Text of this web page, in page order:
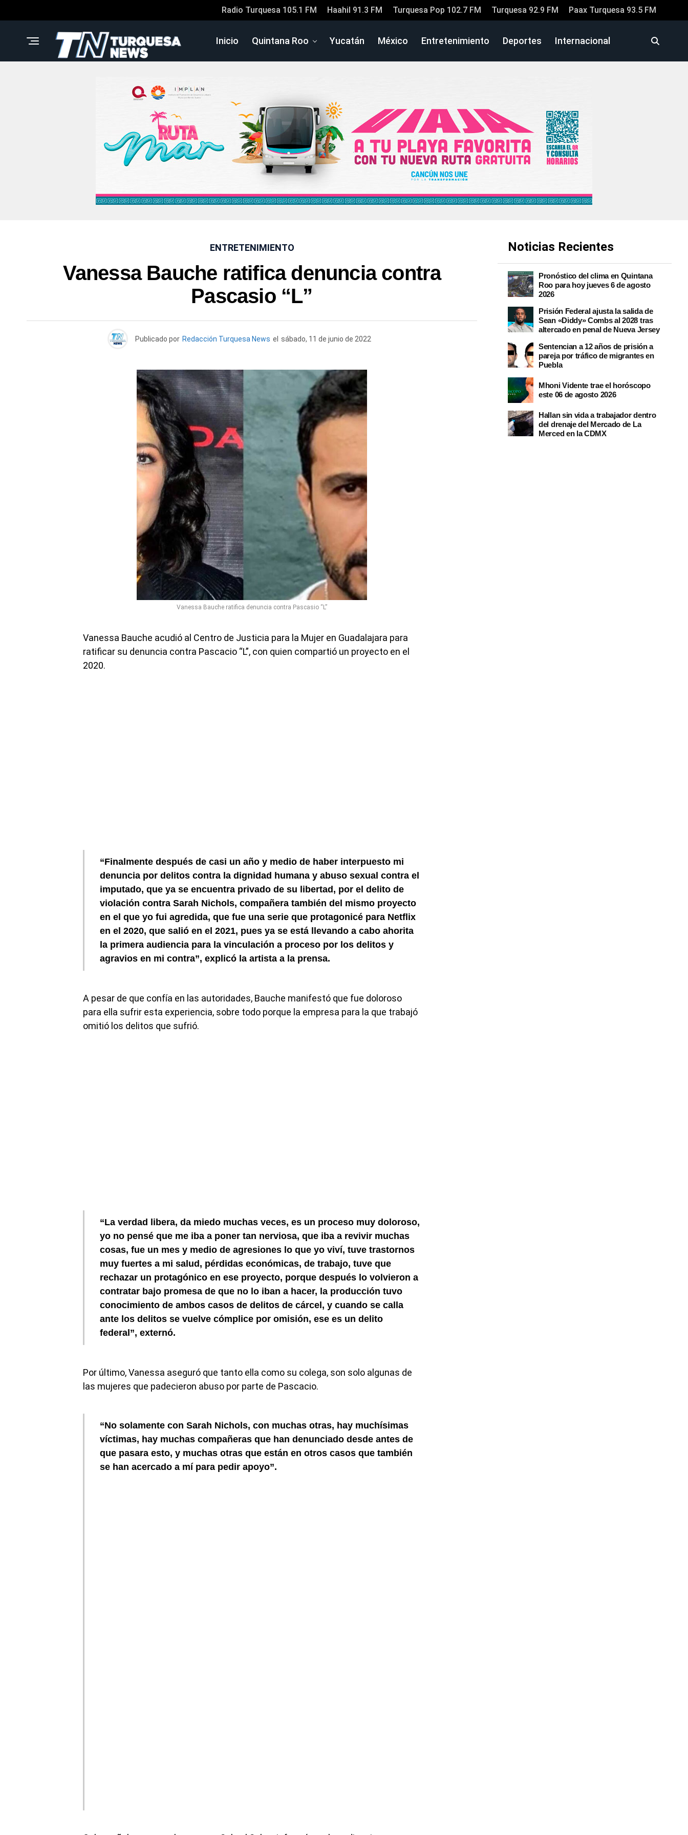
Radio Turquesa 105.1 FM Haahil 91.3 FM Turquesa Pop 102.7 FM Turquesa 92.9 FM Paax Turquesa 93.5 FM
Inicio Quintana Roo Yucatán México Entretenimiento Deportes Internacional
ENTRETENIMIENTO
Vanessa Bauche ratifica denuncia contra
Pascasio “L”
Publicado por Redacción Turquesa News el sábado, 11 de junio de 2022
Vanessa Bauche ratifica denuncia contra Pascasio “L”
Vanessa Bauche acudió al Centro de Justicia para la Mujer en Guadalajara para
ratificar su denuncia contra Pascacio “L”, con quien compartió un proyecto en el
2020.
“Finalmente después de casi un año y medio de haber interpuesto mi
denuncia por delitos contra la dignidad humana y abuso sexual contra el
imputado, que ya se encuentra privado de su libertad, por el delito de
violación contra Sarah Nichols, compañera también del mismo proyecto
en el que yo fui agredida, que fue una serie que protagonicé para Netflix
en el 2020, que salió en el 2021, pues ya se está llevando a cabo ahorita
la primera audiencia para la vinculación a proceso por los delitos y
agravios en mi contra”, explicó la artista a la prensa.
A pesar de que confía en las autoridades, Bauche manifestó que fue doloroso
para ella sufrir esta experiencia, sobre todo porque la empresa para la que trabajó
omitió los delitos que sufrió.
“La verdad libera, da miedo muchas veces, es un proceso muy doloroso,
yo no pensé que me iba a poner tan nerviosa, que iba a revivir muchas
cosas, fue un mes y medio de agresiones lo que yo viví, tuve trastornos
muy fuertes a mi salud, pérdidas económicas, de trabajo, tuve que
rechazar un protagónico en ese proyecto, porque después lo volvieron a
contratar bajo promesa de que no lo iban a hacer, la producción tuvo
conocimiento de ambos casos de delitos de cárcel, y cuando se calla
ante los delitos se vuelve cómplice por omisión, ese es un delito
federal”, externó.
Por último, Vanessa aseguró que tanto ella como su colega, son solo algunas de
las mujeres que padecieron abuso por parte de Pascacio.
“No solamente con Sarah Nichols, con muchas otras, hay muchísimas
víctimas, hay muchas compañeras que han denunciado desde antes de
que pasara esto, y muchas otras que están en otros casos que también
se han acercado a mí para pedir apoyo”.
Noticias Recientes
Pronóstico del clima en Quintana
Roo para hoy jueves 6 de agosto
2026
Prisión Federal ajusta la salida de
Sean «Diddy» Combs al 2028 tras
altercado en penal de Nueva Jersey
Sentencian a 12 años de prisión a
pareja por tráfico de migrantes en
Puebla
Mhoni Vidente trae el horóscopo
este 06 de agosto 2026
Hallan sin vida a trabajador dentro
del drenaje del Mercado de La
Merced en la CDMX